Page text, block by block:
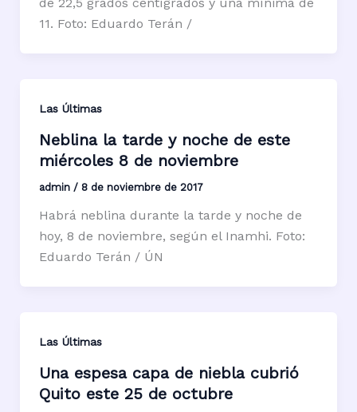
de 22,5 grados centígrados y una mínima de
11. Foto: Eduardo Terán /
Las Últimas
Neblina la tarde y noche de este
miércoles 8 de noviembre
admin / 8 de noviembre de 2017
Habrá neblina durante la tarde y noche de
hoy, 8 de noviembre, según el Inamhi. Foto:
Eduardo Terán / ÚN
Las Últimas
Una espesa capa de niebla cubrió
Quito este 25 de octubre